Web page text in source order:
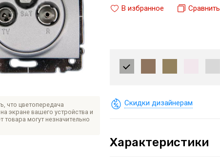
что цветопередача
экране вашего устройства и
товара могут незначительно
В избранное
Сравнить
Скидки дизайнерам
Характеристики